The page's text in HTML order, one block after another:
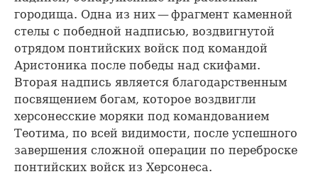
городища. Одна из них — фрагмент каменной
стелы с победной надписью, воздвигнутой
отрядом понтийских войск под командой
Аристоника после победы над скифами.
Вторая надпись является благодарственным
посвящением богам, которое воздвигли
херсонесские моряки под командованием
Теотима, по всей видимости, после успешного
завершения сложной операции по переброске
понтийских войск из Херсонеса.